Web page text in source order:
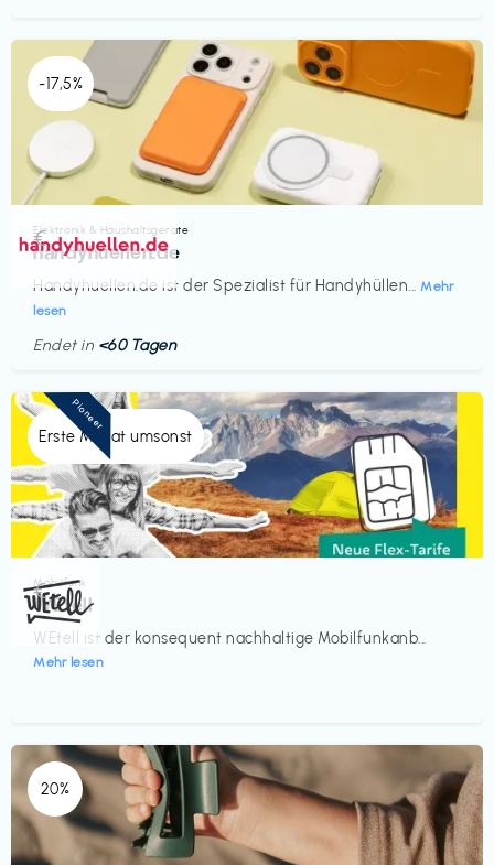
-17,5%
Elektronik & Haushaltsgeräte
handyhuellen.de
Handyhuellen.de ist der Spezialist für Handyhüllen... Mehr
lesen
€‎
Endet in <60 Tagen
Erste Monat umsonst
Mobilfunk
WEtell
WEtell ist der konsequent nachhaltige Mobilfunkanb...
Mehr lesen
€‎
Pioneer
20%